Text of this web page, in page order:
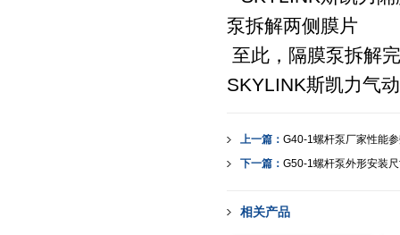
至此，隔膜泵拆解
SKYLINK斯凯力气
上一篇： G40-1螺杆泵厂家性能
下一篇： G50-1螺杆泵外形安装
相关产品